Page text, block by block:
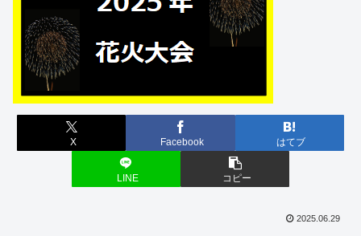
X Facebook はてブ
LINE コピー
2025.06.29